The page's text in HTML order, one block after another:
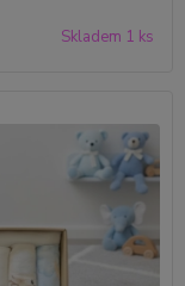
Skladem 1 ks